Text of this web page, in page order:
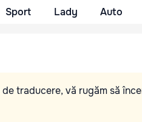
Sport Lady Auto
traducere, vă rugăm să